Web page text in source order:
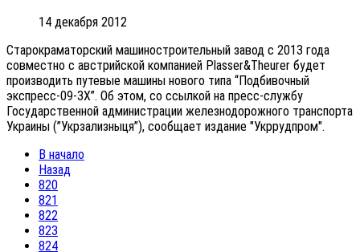
14 декабря 2012
Старокраматорский машиностроительный завод с 2013 года
совместно с австрийской компанией Plasser&Theurer будет
производить путевые машины нового типа “Подбивочный
экспресс-09-3Х”. Об этом, со ссылкой на пресс-службу
Государственной администрации железнодорожного транспорта
Украины (”Укрзализныця”), сообщает издание "Укррудпром".
В начало
Назад
820
821
822
823
824